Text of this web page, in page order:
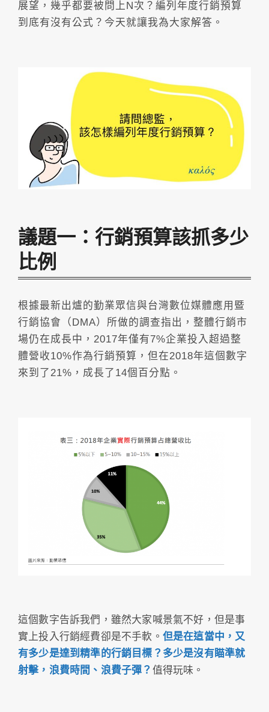
展望，幾乎都要被問上N次？編列年度行銷預算
到底有沒有公式？今天就讓我為大家解答。
議題一：行銷預算該抓多少
比例
根據最新出爐的勤業眾信與台灣數位媒體應用暨
行銷協會（DMA）所做的調查指出，整體行銷市
場仍在成長中，2017年僅有7%企業投入超過整
體營收10%作為行銷預算，但在2018年這個數字
來到了21%，成長了14個百分點。
這個數字告訴我們，雖然大家喊景氣不好，但是事
實上投入行銷經費卻是不手軟。 但是在這當中，又
有多少是達到精準的行銷目標？多少是沒有瞄準就
射擊，浪費時間、浪費子彈？ 值得玩味。